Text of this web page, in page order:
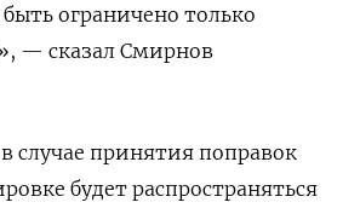
ограничено только
— сказал Смирнов
случае принятия поправок
будет распространяться